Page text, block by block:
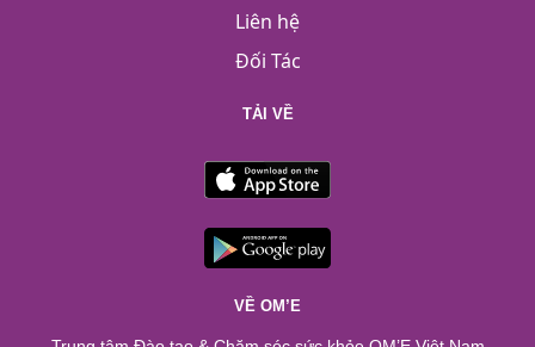
Liên hệ
Đối Tác
TẢI VỀ
VỀ OM’E